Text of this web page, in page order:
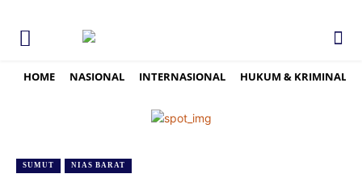
HOME NASIONAL INTERNASIONAL HUKUM & KRIMINAL
SUMUT NIAS BARAT